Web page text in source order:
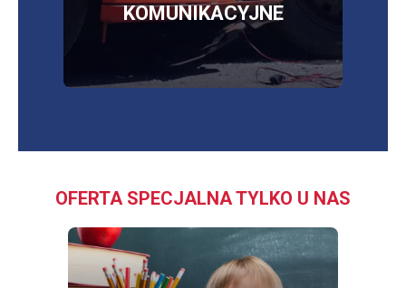
KOMUNIKACYJNE
OFERTA SPECJALNA TYLKO U NAS